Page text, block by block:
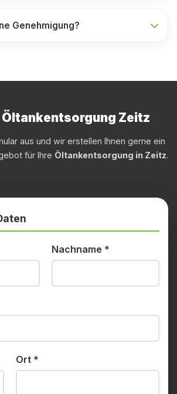
Genehmigung?
Zeitz
aus und wir erstellen Ihnen gerne ein
für Ihre Öltankentsorgung in Zeitz.
Nachname *
Ort *